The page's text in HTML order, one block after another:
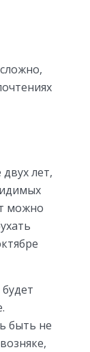
лет,
можно
быть не